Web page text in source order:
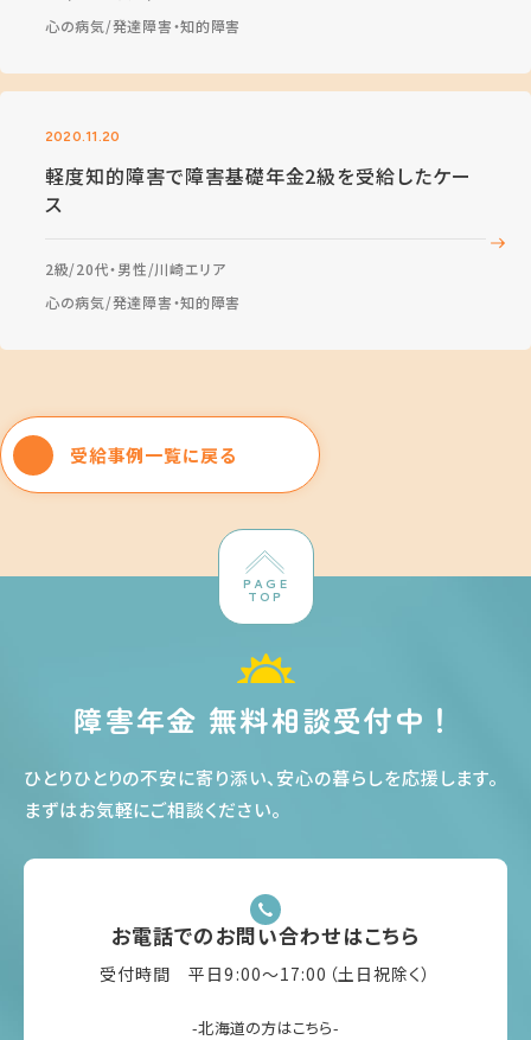
心の病気 発達障害・知的障害
2020.11.20
軽度知的障害で障害基礎年金2級を受給したケー
ス
2級 20代・男性 川崎エリア
心の病気 発達障害・知的障害
受給事例一覧に戻る
PAGE
TOP
障害年金 無料相談受付中！
ひとりひとりの不安に寄り添い、安心の暮らしを応援します。
まずはお気軽にご相談ください。
お電話でのお問い合わせはこちら
受付時間 平日9:00〜17:00（土日祝除く）
-北海道の方はこちら-